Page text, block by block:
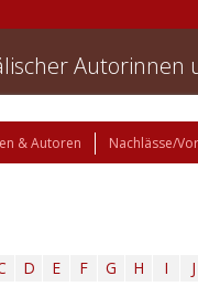
Autorinnen
& Autoren Nachlässe/
D E F G H I J